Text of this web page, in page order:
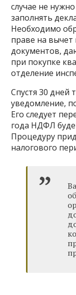
случае не
заполнять
Необходимо
праве на
документов,
при покупке
отделение
Спустя 30 дней
уведомление,
Его следует
года НДФЛ
Процедуру
налогового